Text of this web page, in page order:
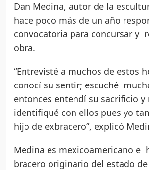
Dan Medina, autor de la
hace poco más de un año
convocatoria para concursar y
obra.
“Entrevisté a muchos de estos
conocí su sentir; escuché
entonces entendí su sacrificio y
identifiqué con ellos pues yo
hijo de exbracero”, explicó
Medina es mexicoamericano e
bracero originario del estado de